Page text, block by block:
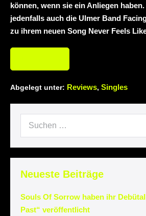
können, wenn sie ein Anliegen
jedenfalls auch die Ulmer Band
zu ihrem neuen Song Never Feels
Abgelegt unter: Reviews, Singles
Neueste Beiträge
Souls Of Sorrow haben ihr
Past“ veröffentlicht